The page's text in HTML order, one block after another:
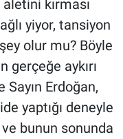
kırması
yiyor, tansiyon
olur mu? Böyle
gerçeğe aykırı
Erdoğan,
yaptığı deneyle
bunun sonunda